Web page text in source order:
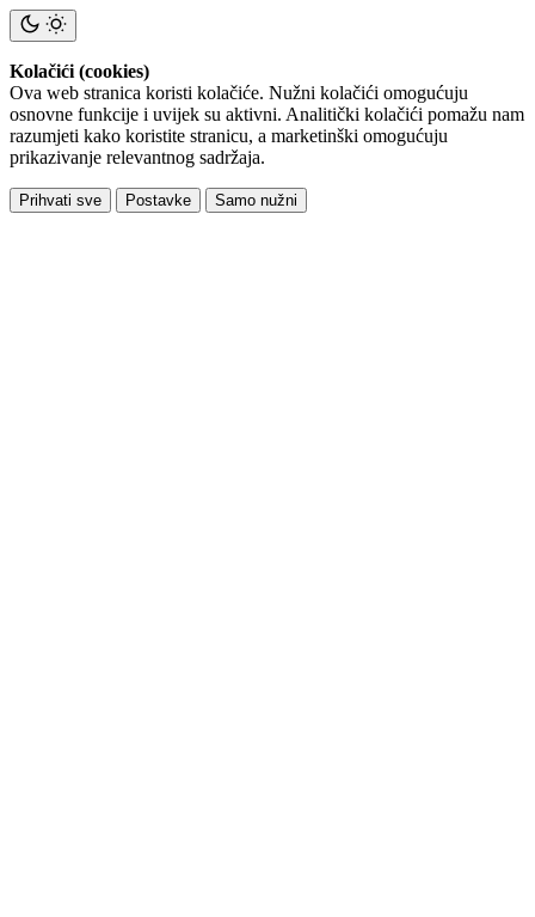
Kolačići (cookies)
Ova web stranica koristi kolačiće. Nužni kolačići omogućuju
osnovne funkcije i uvijek su aktivni. Analitički kolačići pomažu nam
razumjeti kako koristite stranicu, a marketinški omogućuju
prikazivanje relevantnog sadržaja.
Prihvati sve Postavke Samo nužni